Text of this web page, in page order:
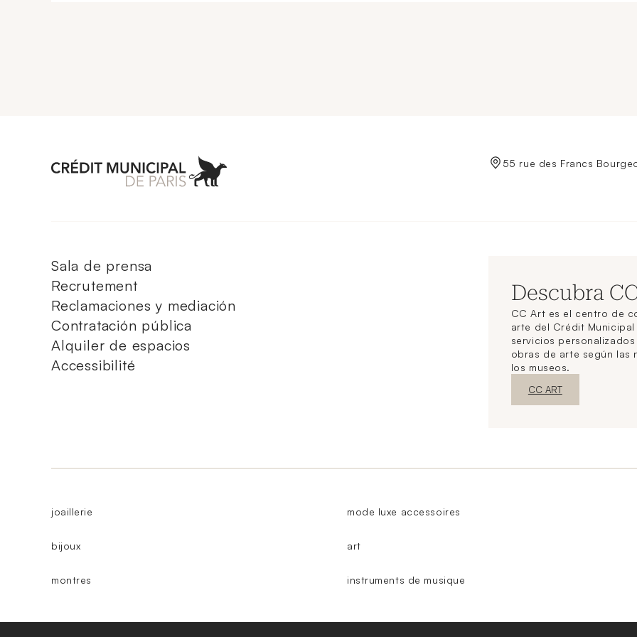
Aller à l'accueil de Crédit Municipal de Paris 55 rue des Francs
Sala de prensa
Recrutement
Reclamaciones y mediación
Contratación pública
Alquiler de espacios
Accessibilité
Descubra
CC Art es el centro de
arte del Crédit
servicios
obras de arte según las
los museos.
Nueva ventanaDescubrir
CC ART
joaillerie
bijoux
montres
mode luxe accessoires
art
instruments de musique